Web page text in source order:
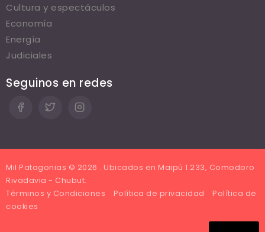
Cultura y espectáculos
Economía
Energía
Judiciales
Seguinos en redes
Mil Patagonias © 2026 . Ubicados en Maipú 1.233, Comodoro
Rivadavia - Chubut.
Términos y Condiciones
Política de privacidad
Política de
cookies